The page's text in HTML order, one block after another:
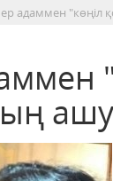
ер адаммен